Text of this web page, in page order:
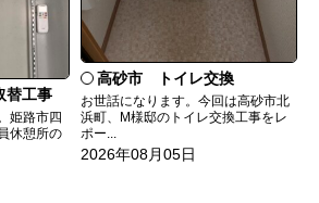
工事
姫路市四
休憩所の
高砂市 トイレ交換
お世話になります。今回は高砂市北
浜町、M様邸のトイレ交換工事をレ
ポー...
2026年08月05日